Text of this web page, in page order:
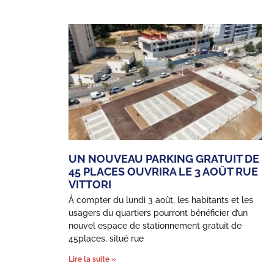
UN NOUVEAU PARKING GRATUIT DE
45 PLACES OUVRIRA LE 3 AOÛT RUE
VITTORI
À compter du lundi 3 août, les habitants et les
usagers du quartiers pourront bénéficier d’un
nouvel espace de stationnement gratuit de
45places, situé rue
Lire la suite »